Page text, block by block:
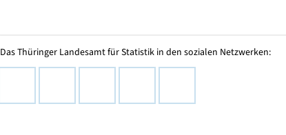
Das Thüringer Landesamt für Statistik in den sozialen Netzwerken: